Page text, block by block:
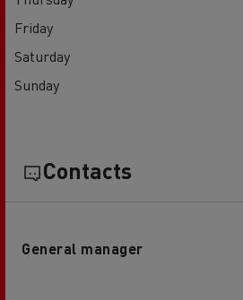
Friday
Saturday
Sunday
Contacts
General manager